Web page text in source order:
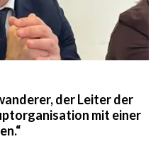
der Leiter der
mit einer